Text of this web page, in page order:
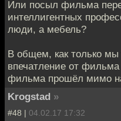
Или посыл фильма
интеллигентных
люди, а мебель?
В общем, как только мы
впечатление от
фильма прошёл мимо
Krogstad »
#48 | 04.02.17 17:32